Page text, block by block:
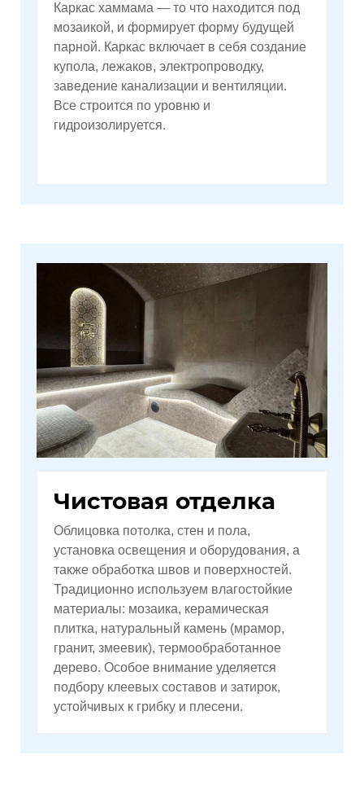
Каркас хаммама — то что находится под
мозаикой, и формирует форму будущей
парной. Каркас включает в себя создание
купола, лежаков, электропроводку,
заведение канализации и вентиляции.
Все строится по уровню и
гидроизолируется.
Чистовая отделка
Облицовка потолка, стен и пола,
установка освещения и оборудования, а
также обработка швов и поверхностей.
Традиционно используем влагостойкие
материалы: мозаика, керамическая
плитка, натуральный камень (мрамор,
гранит, змеевик), термообработанное
дерево. Особое внимание уделяется
подбору клеевых составов и затирок,
устойчивых к грибку и плесени.